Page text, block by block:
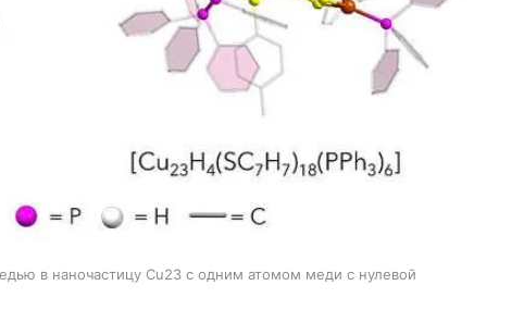
в наночастицу Cu23 с одним атомом меди с нулевой